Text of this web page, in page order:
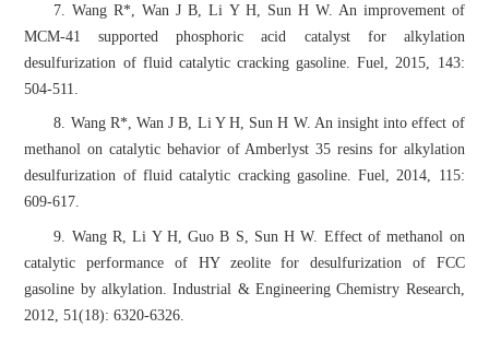
7. Wang R*, Wan J B, Li Y H, Sun H W. An improvement of
MCM-41 supported phosphoric acid catalyst for alkylation
desulfurization of fluid catalytic cracking gasoline. Fuel, 2015, 143:
504-511.
8. Wang R*, Wan J B, Li Y H, Sun H W. An insight into effect of
methanol on catalytic behavior of Amberlyst 35 resins for alkylation
desulfurization of fluid catalytic cracking gasoline. Fuel, 2014, 115:
609-617.
9. Wang R, Li Y H, Guo B S, Sun H W. Effect of methanol on
catalytic performance of HY zeolite for desulfurization of FCC
gasoline by alkylation. Industrial & Engineering Chemistry Research,
2012, 51(18): 6320-6326.